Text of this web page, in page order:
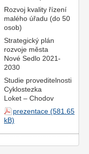
Rozvoj kvality řízení
malého úřadu (do 50
osob)
Strategický plán
rozvoje města
Nové Sedlo 2021-
2030
Studie proveditelnosti
Cyklostezka
Loket – Chodov
prezentace